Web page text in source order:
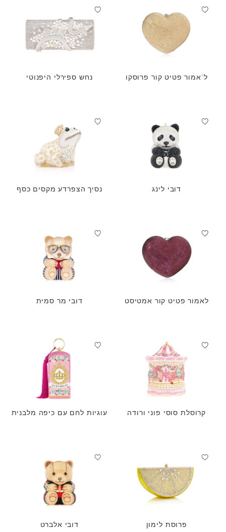
ל'אמור פטיט קור פרוסקו נחש ספירלי היפנוטי
דובי לינג נסיך הצפרדע מקסים כסף
לאמור פטיט קור אמטיסט דובי מר סמית
קרוסלת סוסי פוני ורודה עוגיות לחם עם כיפה מלבנית
פרוסת לימון דובי אלברט